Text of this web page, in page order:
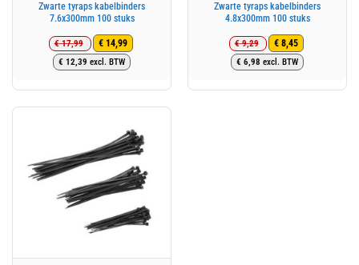
Zwarte tyraps kabelbinders
7.6x300mm 100 stuks
€17,99
Oorspronkelijke
prijs
€ 17,99.
€ 14,99
Huidige
prijs
€ 14,99.
€ 12,39 excl. BTW
Zwarte tyraps kabelbinders
4.8x300mm 100 stuks
€9,29
Oorspronkelijke
prijs
€ 9,29.
€ 8,45
Huidige
prijs
€ 8,45.
€ 6,98 excl. BTW